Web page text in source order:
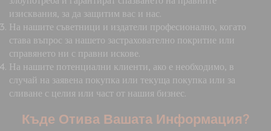
изисквания, за да защитим вас и нас.
На нашите съветници и издатели професионално, когато
става въпрос за нашето застрахователно покритие или
справянето ни с правни искове.
На нашите потенциални клиенти, ако е необходимо, в
случай на заявена покупка или текуща покупка или за
сливане с целия или част от нашия бизнес.
Къде Отива Вашата Информация?